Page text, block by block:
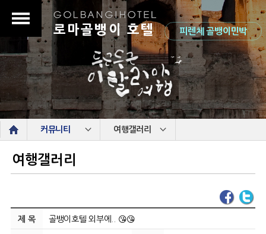
로마골뱅이 호텔 피렌체 골뱅이민박
커뮤니티 여행갤러리
여행갤러리
제 목 골뱅이호텔 외부에.. 😘😘